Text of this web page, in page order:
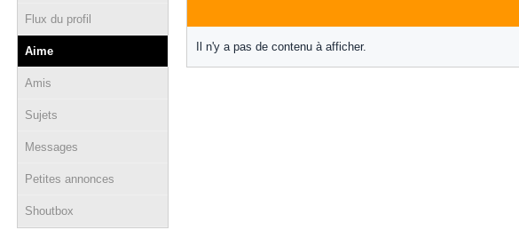
Flux du profil
Aime
Amis
Sujets
Messages
Petites annonces
Shoutbox
Il n'y a pas de contenu à afficher.